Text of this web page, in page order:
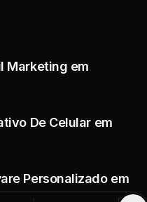
Marketing em
De Celular em
Personalizado em